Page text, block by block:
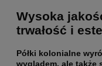
Wysoka
trwałość i
Półki kolonialne
wyglądem, ale także